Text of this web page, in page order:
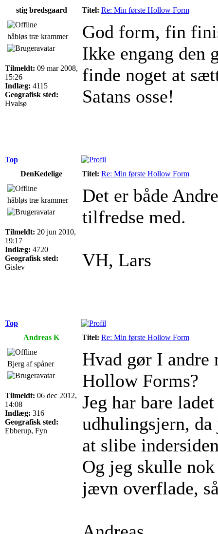
stig bredsgaard
Titel: Re: Min første Hollow Form
håbløs træ krammer
Tilmeldt: 09 mar 2008,
15:26
Indlæg: 4115
Geografisk sted:
Hvalsø
God form, fin
Ikke engang den
finde noget at
Satans osse!
Top
DenKedelige
Titel: Re: Min første Hollow Form
håbløs træ krammer
Tilmeldt: 20 jun 2010,
19:17
Indlæg: 4720
Geografisk sted:
Gislev
Det er både
tilfredse med.
VH, Lars
Top
Andreas K
Titel: Re: Min første Hollow Form
Bjerg af spåner
Tilmeldt: 06 dec 2012,
14:08
Indlæg: 316
Geografisk sted:
Ebberup, Fyn
Hvad gør I andre
Hollow Forms?
Jeg har bare
udhulingsjern,
at slibe
Og jeg skulle
jævn overflade,